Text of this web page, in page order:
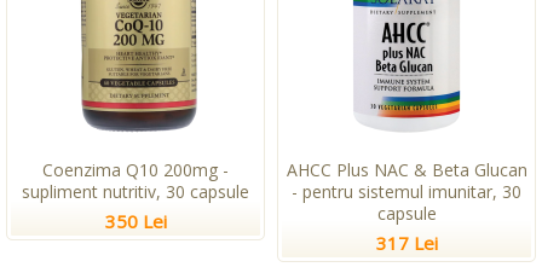
Coenzima Q10 200mg -
supliment nutritiv, 30 capsule
350 Lei
AHCC Plus NAC & Beta Glucan
- pentru sistemul imunitar, 30
capsule
317 Lei